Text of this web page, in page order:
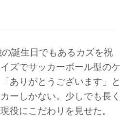
誕生日でもあるカズを祝
ズでサッカーボール型のケ
ありがとうございます」と
ーしかない。少しでも長く
役にこだわりを見せた。